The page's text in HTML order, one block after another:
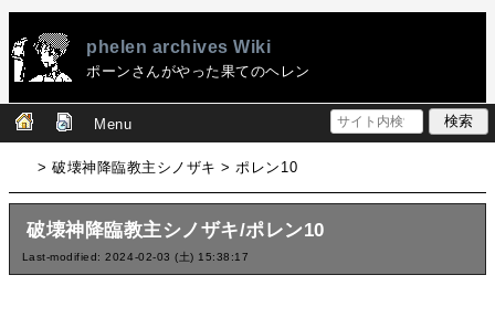
phelen archives Wiki
ポーンさんがやった果てのヘレン
Menu
> 破壊神降臨教主シノザキ > ポレン10
破壊神降臨教主シノザキ/ポレン10
Last-modified: 2024-02-03 (土) 15:38:17